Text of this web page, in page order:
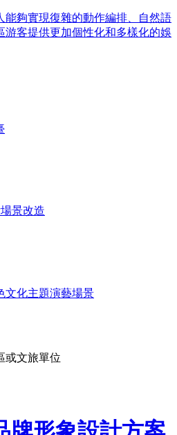
能夠實現復雜的動作編排、自然語
游客提供更加個性化和多樣化的娛
景改造
文化主題演藝場景
或文旅單位